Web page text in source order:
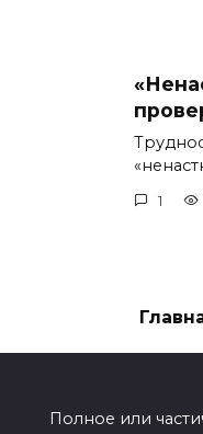
1
Полное или